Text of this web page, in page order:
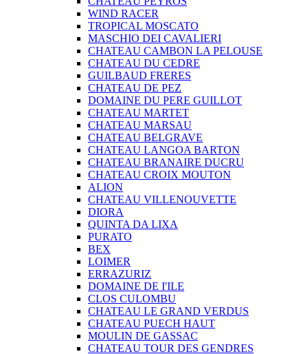
WIND RACER
TROPICAL MOSCATO
MASCHIO DEI CAVALIERI
CHATEAU CAMBON LA PELOUSE
CHATEAU DU CEDRE
GUILBAUD FRERES
CHATEAU DE PEZ
DOMAINE DU PERE GUILLOT
CHATEAU MARTET
CHATEAU MARSAU
CHATEAU BELGRAVE
CHATEAU LANGOA BARTON
CHATEAU BRANAIRE DUCRU
CHATEAU CROIX MOUTON
ALION
CHATEAU VILLENOUVETTE
DIORA
QUINTA DA LIXA
PURATO
BEX
LOIMER
ERRAZURIZ
DOMAINE DE I'ILE
CLOS CULOMBU
CHATEAU LE GRAND VERDUS
CHATEAU PUECH HAUT
MOULIN DE GASSAC
CHATEAU TOUR DES GENDRES